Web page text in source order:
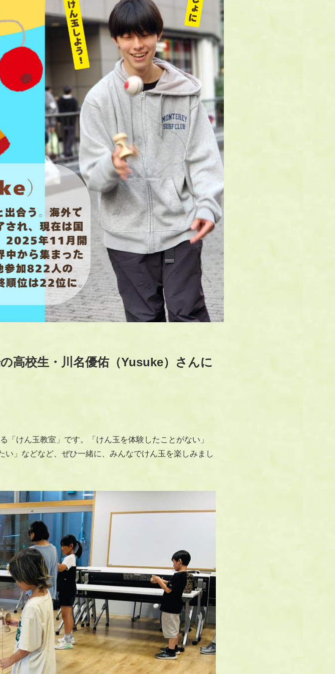
高校生・川名優佑（Yusuke）さんに
「けん玉教室」です。「けん玉を体験したことがない」
い」などなど、ぜひ一緒に、みんなでけん玉を楽しみまし